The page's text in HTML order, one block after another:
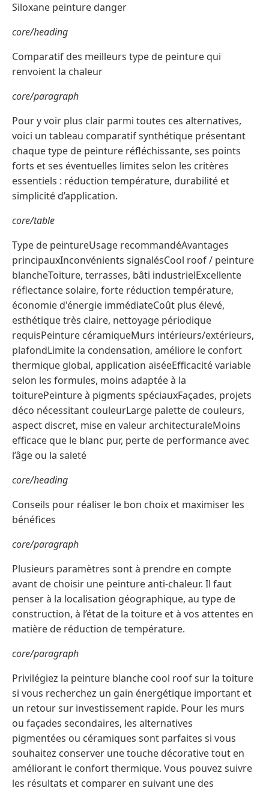
Siloxane peinture danger
core/heading
Comparatif des meilleurs type de peinture qui
renvoient la chaleur
core/paragraph
Pour y voir plus clair parmi toutes ces alternatives,
voici un tableau comparatif synthétique présentant
chaque type de peinture réfléchissante, ses points
forts et ses éventuelles limites selon les critères
essentiels : réduction température, durabilité et
simplicité d’application.
core/table
Type de peintureUsage recommandéAvantages
principauxInconvénients signalésCool roof / peinture
blancheToiture, terrasses, bâti industrielExcellente
réflectance solaire, forte réduction température,
économie d'énergie immédiateCoût plus élevé,
esthétique très claire, nettoyage périodique
requisPeinture céramiqueMurs intérieurs/extérieurs,
plafondLimite la condensation, améliore le confort
thermique global, application aiséeEfficacité variable
selon les formules, moins adaptée à la
toiturePeinture à pigments spéciauxFaçades, projets
déco nécessitant couleurLarge palette de couleurs,
aspect discret, mise en valeur architecturaleMoins
efficace que le blanc pur, perte de performance avec
l’âge ou la saleté
core/heading
Conseils pour réaliser le bon choix et maximiser les
bénéfices
core/paragraph
Plusieurs paramètres sont à prendre en compte
avant de choisir une peinture anti-chaleur. Il faut
penser à la localisation géographique, au type de
construction, à l’état de la toiture et à vos attentes en
matière de réduction de température.
core/paragraph
Privilégiez la peinture blanche cool roof sur la toiture
si vous recherchez un gain énergétique important et
un retour sur investissement rapide. Pour les murs
ou façades secondaires, les alternatives
pigmentées ou céramiques sont parfaites si vous
souhaitez conserver une touche décorative tout en
améliorant le confort thermique. Vous pouvez suivre
les résultats et comparer en suivant une des